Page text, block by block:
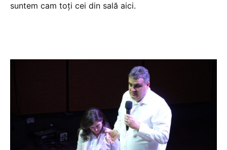
suntem cam toți cei din sală aici.